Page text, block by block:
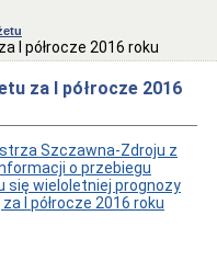
I półrocze 2016 roku
za I półrocze 2016
Szczawna-Zdroju z
o przebiegu
się wieloletniej prognozy
I półrocze 2016 roku